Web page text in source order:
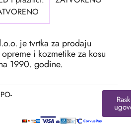
je tvrtka za prodaju
i kozmetike za kosu
1990. godine.